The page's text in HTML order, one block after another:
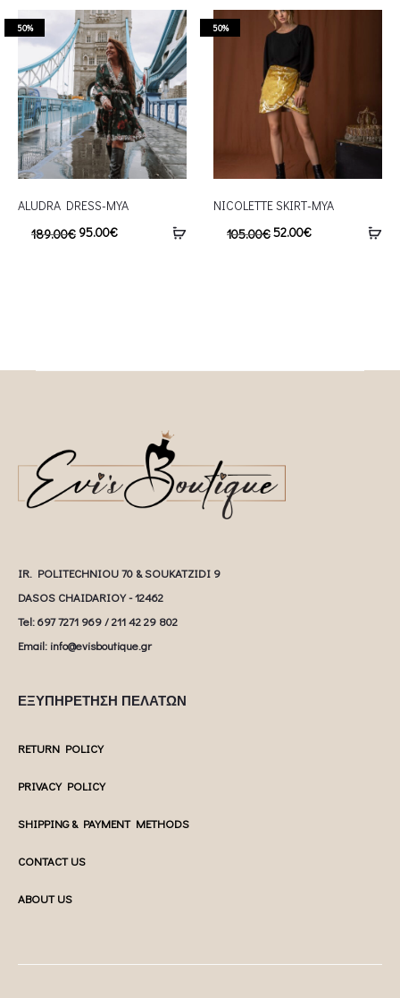
50%
ALUDRA DRESS-MYA
189.00€ 95.00€
50%
NICOLETTE SKIRT-MYA
105.00€52.00€
IR. POLITECHNIOU 70 & SOUKATZIDI 9
DASOS CHAIDARIOY - 12462
Tel: 697 7271 969 / 211 42 29 802
Email: info@evisboutique.gr
ΕΞΥΠΗΡΕΤΗΣΗ ΠΕΛΑΤΩΝ
RETURN POLICY
PRIVACY POLICY
SHIPPING & PAYMENT METHODS
CONTACT US
ABOUT US